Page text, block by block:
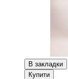
В закладки
Купити